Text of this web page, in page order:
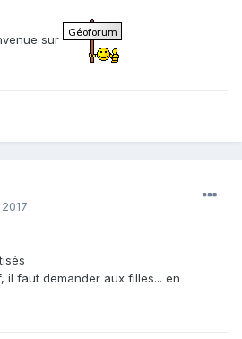
sur
il faut demander aux filles... en